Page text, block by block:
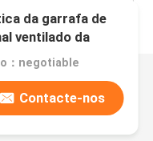
da garrafa de
ventilado da
：negotiable
Contacte-nos